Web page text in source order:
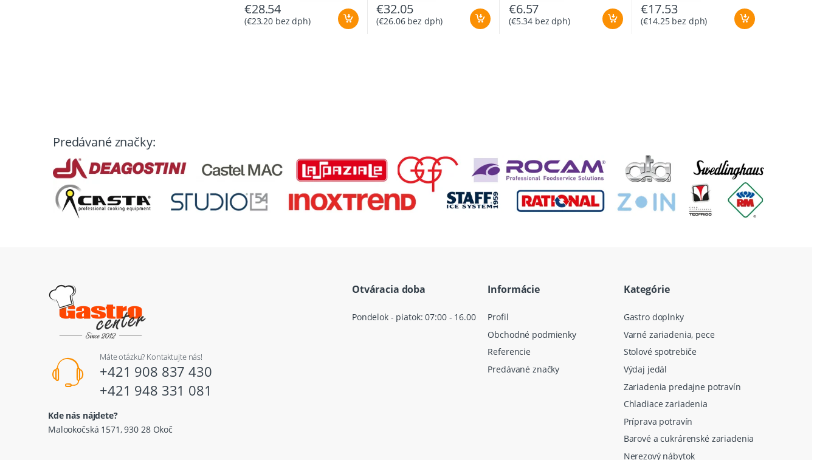
€28.54
(€23.20 bez dph)
€32.05
(€26.06bez dph)
€6.57
(€5.34 bez dph)
€17.53
(€14.25bez dph)
Predávané značky:
Máte otázku? Kontaktujte nás!
+421 908 837 430
+421 948 331 081
Kde nás nájdete?
Malookočská 1571, 930 28 Okoč
Otváracia doba
Pondelok - piatok: 07:00 - 16.00
Informácie
Profil
Obchodné podmienky
Referencie
Predávané značky
Kategórie
Gastro doplnky
Varné zariadenia, pece
Stolové spotrebiče
Výdaj jedál
Zariadenia predajne potravín
Chladiace zariadenia
Príprava potravín
Barové a cukrárenské zariadenia
Nerezový nábytok